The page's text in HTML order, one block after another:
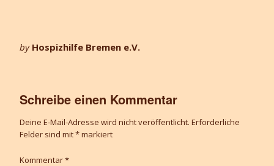
by Hospizhilfe Bremen e.V.
Schreibe einen Kommentar
Deine E-Mail-Adresse wird nicht veröffentlicht. Erforderliche
Felder sind mit*markiert
Kommentar*